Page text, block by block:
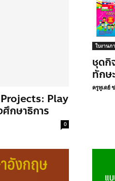
Play
กษาธิการ
0
ใบงานภ
ชุดกิ
ทักษ
ครูทูเดย์